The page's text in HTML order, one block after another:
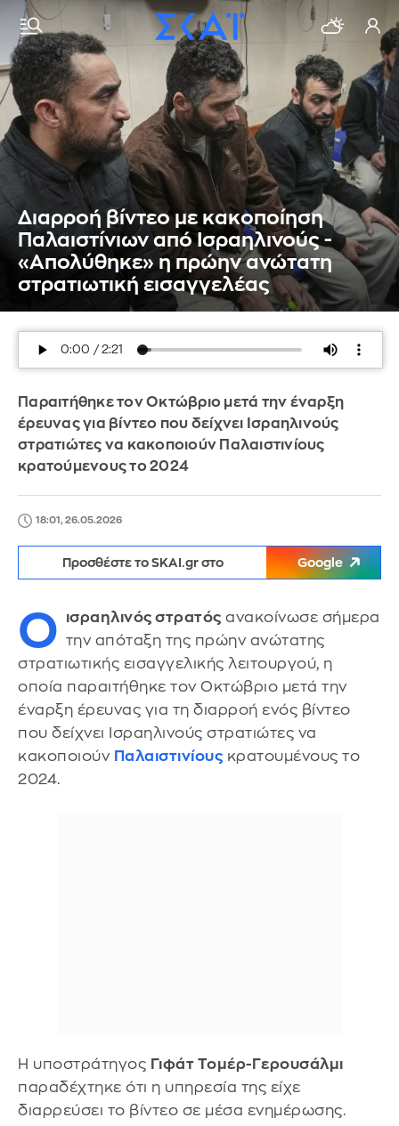
Διαρροή βίντεο με κακοποίηση
Παλαιστίνιων από Ισραηλινούς -
«Απολύθηκε» η πρώην ανώτατη
στρατιωτική εισαγγελέας
Παραιτήθηκε τον Οκτώβριο μετά την έναρξη
έρευνας για βίντεο που δείχνει Ισραηλινούς
στρατιώτες να κακοποιούν Παλαιστινίους
κρατούμενους το 2024
18:01, 26.05.2026
Προσθέστε το SKAI.gr στο Google
Ο ισραηλινός στρατός ανακοίνωσε σήμερα
την απόταξη της πρώην ανώτατης
στρατιωτικής εισαγγελικής λειτουργού, η
οποία παραιτήθηκε τον Οκτώβριο μετά την
έναρξη έρευνας για τη διαρροή ενός βίντεο
που δείχνει Ισραηλινούς στρατιώτες να
κακοποιούν Παλαιστινίους κρατουμένους το
2024.
Η υποστράτηγος Γιφάτ Τομέρ-Γερουσάλμι
παραδέχτηκε ότι η υπηρεσία της είχε
διαρρεύσει το βίντεο σε μέσα ενημέρωσης.